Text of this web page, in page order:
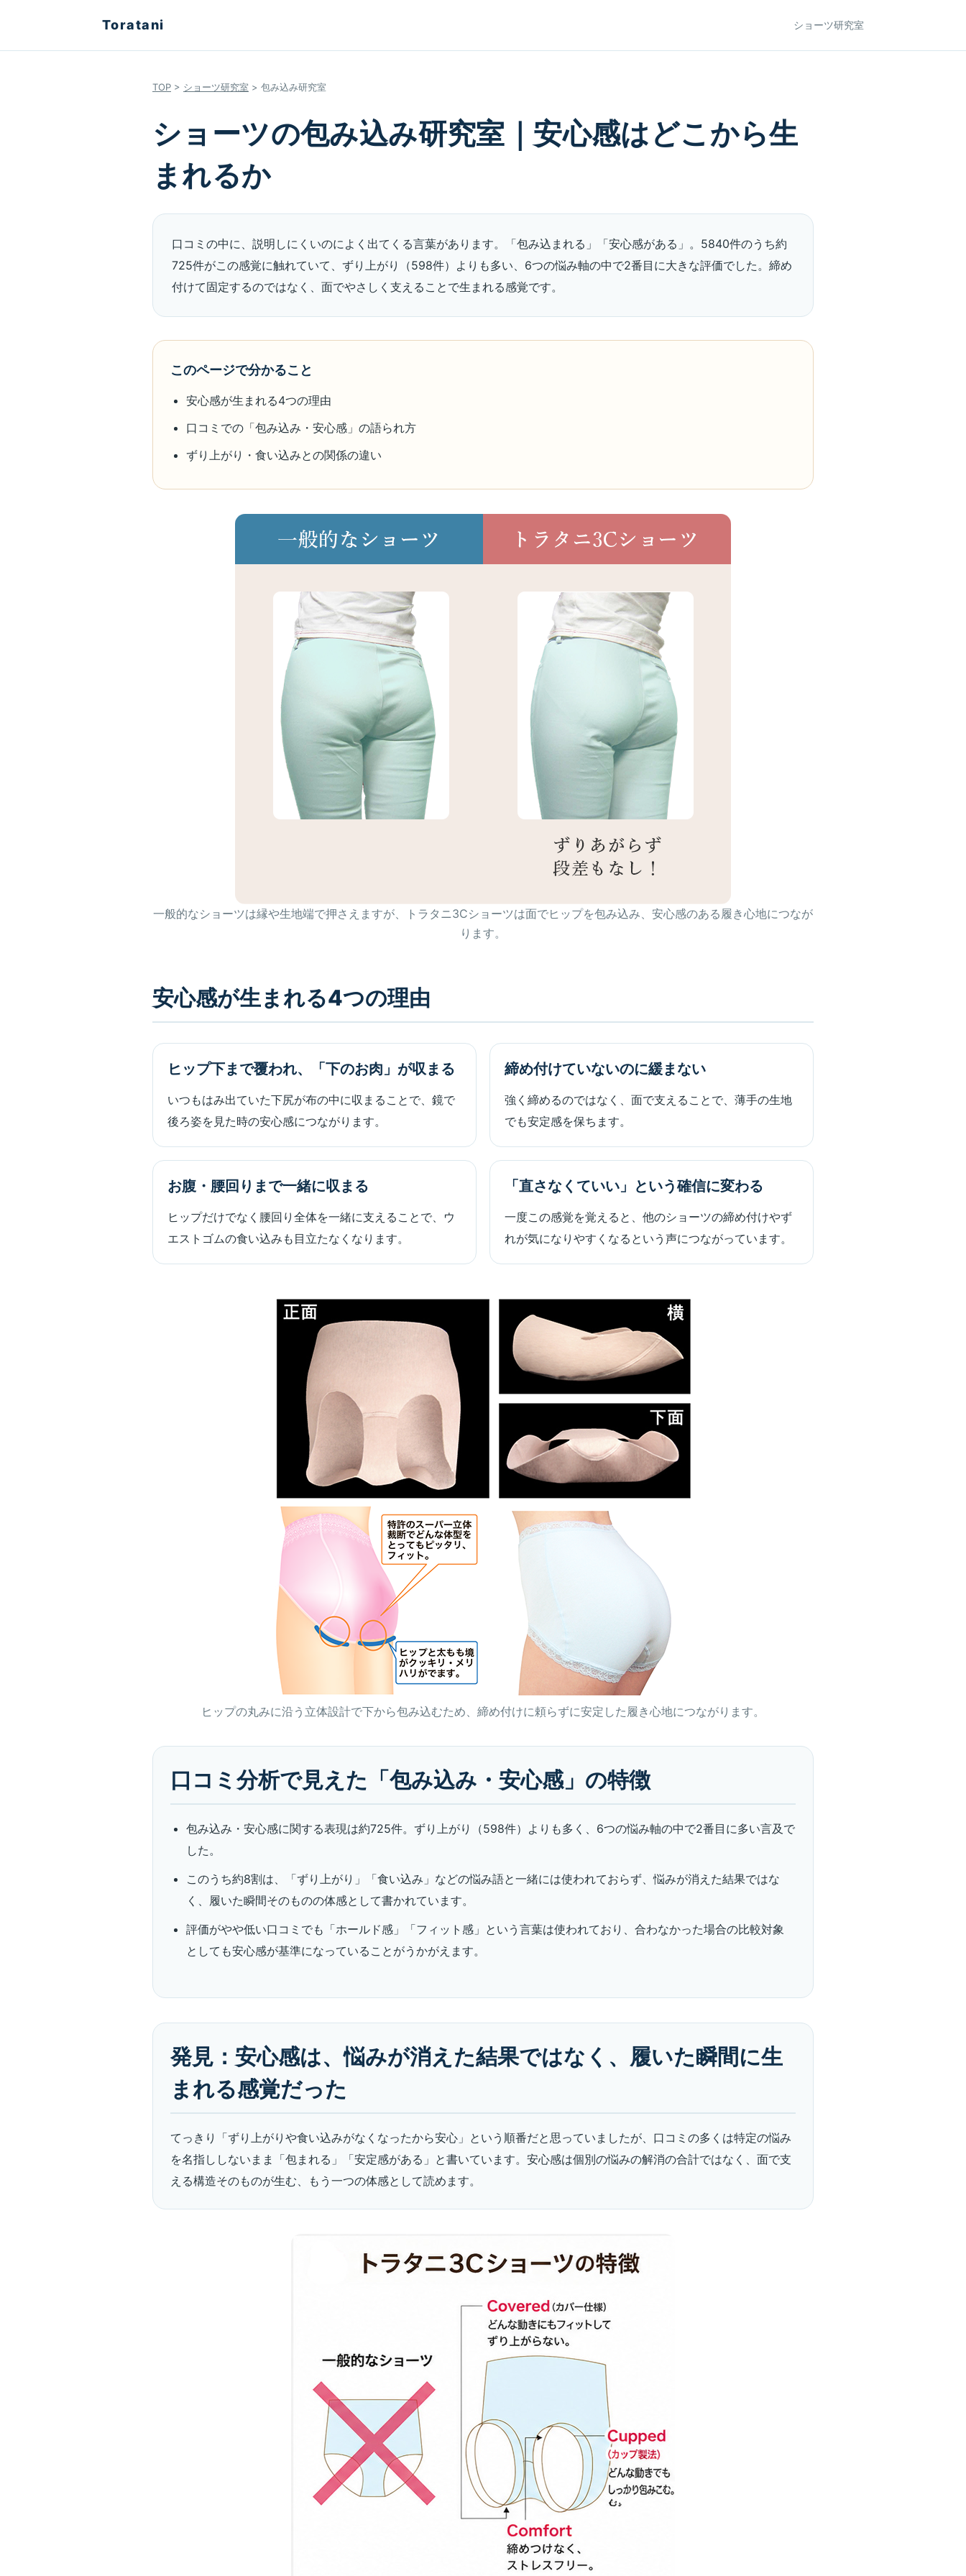
Toratani ショーツ研究室
TOP > ショーツ研究室 > 包み込み研究室
ショーツの包み込み研究室｜安心感はどこから生
まれるか
口コミの中に、説明しにくいのによく出てくる言葉があります。「包み込まれる」「安心感がある」。5840件のうち約
725件がこの感覚に触れていて、ずり上がり（598件）よりも多い、6つの悩み軸の中で2番目に大きな評価でした。締め
付けて固定するのではなく、面でやさしく支えることで生まれる感覚です。
このページで分かること
安心感が生まれる4つの理由
口コミでの「包み込み・安心感」の語られ方
ずり上がり・食い込みとの関係の違い
一般的なショーツは縁や生地端で押さえますが、トラタニ3Cショーツは面でヒップを包み込み、安心感のある履き心地につなが
ります。
安心感が生まれる4つの理由
ヒップ下まで覆われ、「下のお肉」が収まる
いつもはみ出ていた下尻が布の中に収まることで、鏡で
後ろ姿を見た時の安心感につながります。
締め付けていないのに緩まない
強く締めるのではなく、面で支えることで、薄手の生地
でも安定感を保ちます。
お腹・腰回りまで一緒に収まる
ヒップだけでなく腰回り全体を一緒に支えることで、ウ
エストゴムの食い込みも目立たなくなります。
「直さなくていい」という確信に変わる
一度この感覚を覚えると、他のショーツの締め付けやず
れが気になりやすくなるという声につながっています。
ヒップの丸みに沿う立体設計で下から包み込むため、締め付けに頼らずに安定した履き心地につながります。
口コミ分析で見えた「包み込み・安心感」の特徴
包み込み・安心感に関する表現は約725件。ずり上がり（598件）よりも多く、6つの悩み軸の中で2番目に多い言及で
した。
このうち約8割は、「ずり上がり」「食い込み」などの悩み語と一緒には使われておらず、悩みが消えた結果ではな
く、履いた瞬間そのものの体感として書かれています。
評価がやや低い口コミでも「ホールド感」「フィット感」という言葉は使われており、合わなかった場合の比較対象
としても安心感が基準になっていることがうかがえます。
発見：安心感は、悩みが消えた結果ではなく、履いた瞬間に生
まれる感覚だった
てっきり「ずり上がりや食い込みがなくなったから安心」という順番だと思っていましたが、口コミの多くは特定の悩み
を名指ししないまま「包まれる」「安定感がある」と書いています。安心感は個別の悩みの解消の合計ではなく、面で支
える構造そのものが生む、もう一つの体感として読めます。